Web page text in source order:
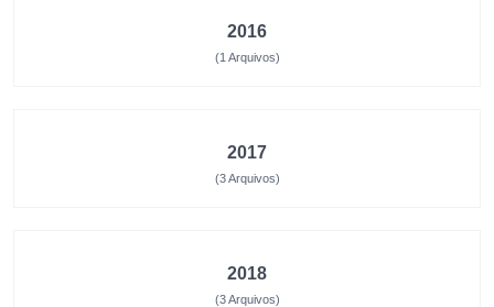
2016
(1 Arquivos)
2017
(3 Arquivos)
2018
(3 Arquivos)